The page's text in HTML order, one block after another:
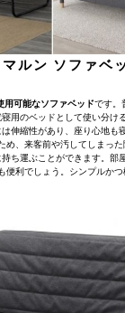
ルン ソファベッ
用可能なソファベッドです。
用のベッドとして使い分け
伸縮性があり、座り心地も
め、来客前や汚してしまった
ち運ぶことができます。部
便利でしょう。シンプルかつ